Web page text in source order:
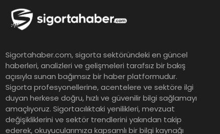
Sigortahaber.com, sigorta sektöründeki en güncel
haberleri, analizleri ve gelişmeleri tarafsız bir bakış
açısıyla sunan bağımsız bir haber platformudur.
Sigorta profesyonellerine, acentelere ve sektöre ilgi
duyan herkese doğru, hızlı ve güvenilir bilgi sağlamayı
amaçlıyoruz. Sigortacılıktaki yenilikleri, mevzuat
değişikliklerini ve sektör trendlerini yakından takip
ederek, okuyucularımıza kapsamlı bir bilgi kaynağı